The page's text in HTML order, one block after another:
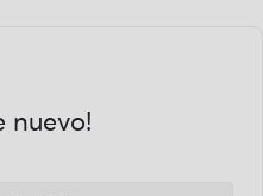
nuevo!